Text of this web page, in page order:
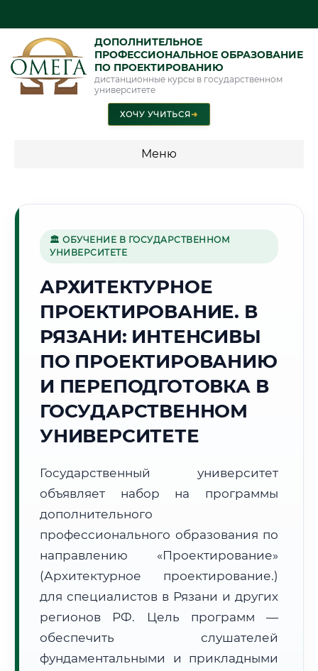
ДОПОЛНИТЕЛЬНОЕ
ПРОФЕССИОНАЛЬНОЕ ОБРАЗОВАНИЕ
ПО ПРОЕКТИРОВАНИЮ
дистанционные курсы в государственном
университете
ХОЧУ УЧИТЬСЯ➜
Меню
🏰
Г. РЯЗАНЬ
13:01:53
2026 г.
Погода в г. Рязань:⛅ +19°C ,Переменная облачность
🌅 Восход:04:46
📍 Региональная справка
Субъект:
Тел. код:
+7 (4912)
Почтовые индексы:
390000–390999
Часовой пояс:
МСК (UTC+3)
🗺️ Зона обслуживания: г. Рязань
🏛 ОБУЧЕНИЕ В ГОСУДАРСТВЕННОМ
УНИВЕРСИТЕТЕ
АРХИТЕКТУРНОЕ
ПРОЕКТИРОВАНИЕ. В
РЯЗАНИ: ИНТЕНСИВЫ
ПО ПРОЕКТИРОВАНИЮ
И ПЕРЕПОДГОТОВКА В
ГОСУДАРСТВЕННОМ
УНИВЕРСИТЕТЕ
Государственный университет
объявляет набор на программы
дополнительного
профессионального образования по
направлению «Проектирование»
(Архитектурное проектирование.)
для специалистов в Рязани и других
регионов РФ. Цель программ —
обеспечить слушателей
фундаментальными и прикладными